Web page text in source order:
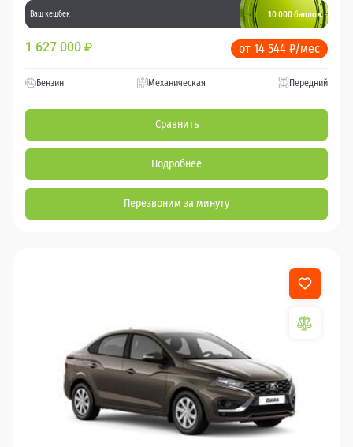
Ваш кешбек 10 000 баллов
1 627 000 ₽ от 14 544 ₽/мес
Бензин Механическая Передний
Сравнить
Подробнее
Перезвоним за минуту